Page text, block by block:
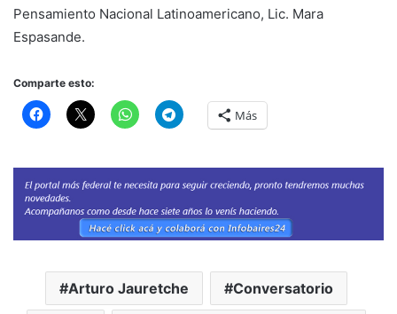
Pensamiento Nacional Latinoamericano, Lic. Mara
Espasande.
Comparte esto:
Más
Arturo Jauretche Conversatorio